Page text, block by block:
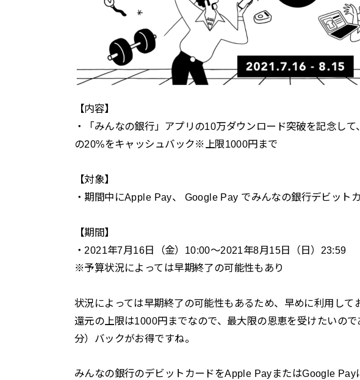
【内容】
・「みんなの銀行」アプリの10万ダウンロード突破を記念し
の20%をキャッシュバック※上限1000円まで
【対象】
・期間中にApple Pay、 Google Pay でみんなの銀行デビット
【期間】
・2021年7月16日（金）10:00～2021年8月15日（日）23:59
※予算状況によっては早期終了の可能性もあり
状況によっては早期終了の可能性もあるため、早めに利用して
還元の上限は1000円までなので、最大限の恩恵を受けたいの
分）バックがお得ですね。
みんなの銀行のデビットカードをApple PayまたはGoogle